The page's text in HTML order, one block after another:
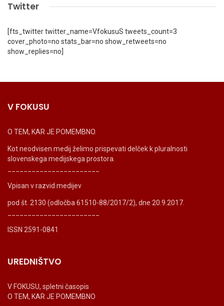
Twitter
[fts_twitter twitter_name=VfokusuS tweets_count=3
cover_photo=no stats_bar=no show_retweets=no
show_replies=no]
V FOKUSU
O TEM, KAR JE POMEMBNO.
Kot neodvisen medij želimo prispevati delček k pluralnosti
slovenskega medijskega prostora.
Vpisan v razvid medijev
pod št. 2130 (odločba 61510-88/2017/2), dne 20.9.2017.
ISSN 2591-0841
UREDNIŠTVO
V FOKUSU, spletni časopis
O TEM, KAR JE POMEMBNO